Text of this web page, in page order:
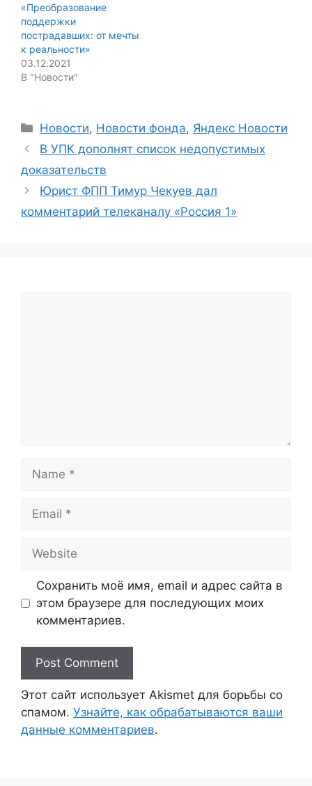
«Преобразование
поддержки
пострадавших: от мечты
к реальности»
03.12.2021
В "Новости"
Categories
Новости, Новости фонда, Яндекс Новости
В УПК дополнят список недопустимых
доказательств
Юрист ФПП Тимур Чекуев дал
комментарий телеканалу «Россия 1»
Сохранить моё имя, email и адрес сайта в
этом браузере для последующих моих
комментариев.
Этот сайт использует Akismet для борьбы со
спамом. Узнайте, как обрабатываются ваши
данные комментариев.